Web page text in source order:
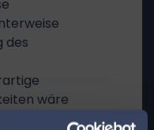
des
wäre